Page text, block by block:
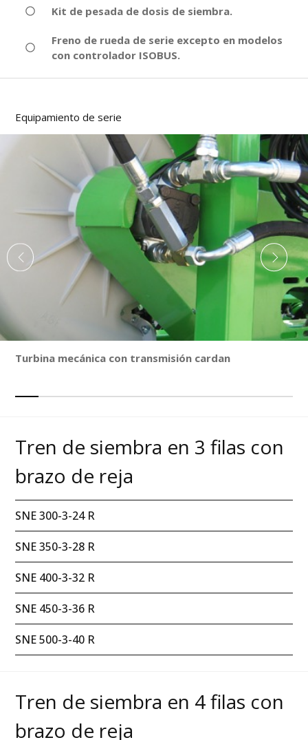
Kit de pesada de dosis de siembra.
Freno de rueda de serie excepto en modelos
con controlador ISOBUS.
Equipamiento de serie
Turbina mecánica con transmisión cardan
Tren de siembra en 3 filas con
brazo de reja
SNE 300-3-24 R
SNE 350-3-28 R
SNE 400-3-32 R
SNE 450-3-36 R
SNE 500-3-40 R
Tren de siembra en 4 filas con
brazo de reja